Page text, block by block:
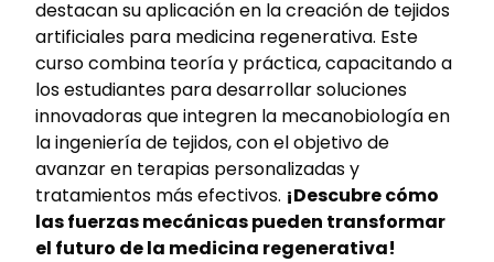
destacan su aplicación en la creación de tejidos
artificiales para medicina regenerativa. Este
curso combina teoría y práctica, capacitando a
los estudiantes para desarrollar soluciones
innovadoras que integren la mecanobiología en
la ingeniería de tejidos, con el objetivo de
avanzar en terapias personalizadas y
tratamientos más efectivos. ¡Descubre cómo
las fuerzas mecánicas pueden transformar
el futuro de la medicina regenerativa!